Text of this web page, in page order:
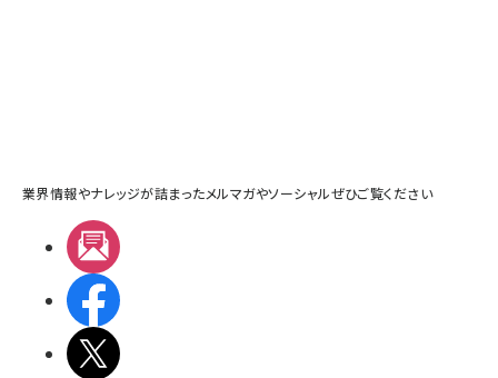
業界情報やナレッジが詰まったメルマガやソーシャルぜひご覧ください